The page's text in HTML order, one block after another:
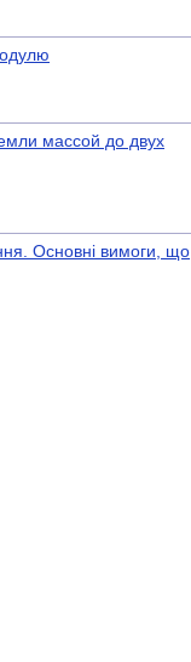
массой до двух
Основні вимоги, що